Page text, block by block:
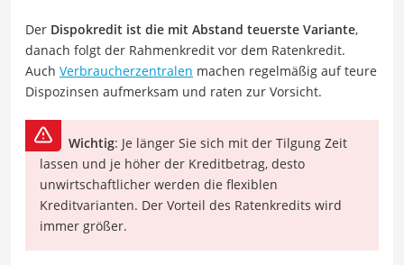
Der Dispokredit ist die mit Abstand teuerste Variante,
danach folgt der Rahmenkredit vor dem Ratenkredit.
Auch Verbraucherzentralen machen regelmäßig auf teure
Dispozinsen aufmerksam und raten zur Vorsicht.
Wichtig: Je länger Sie sich mit der Tilgung Zeit
lassen und je höher der Kreditbetrag, desto
unwirtschaftlicher werden die flexiblen
Kreditvarianten. Der Vorteil des Ratenkredits wird
immer größer.